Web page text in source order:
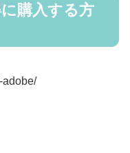
購入する方
adobe/